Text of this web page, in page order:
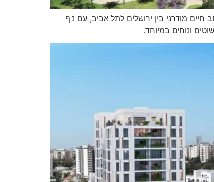
מודרני בין ירושלים לתל אביב, עם נוף
ונוחים במיוחד.